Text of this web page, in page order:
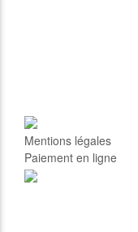
Mentions légales
Paiement en ligne